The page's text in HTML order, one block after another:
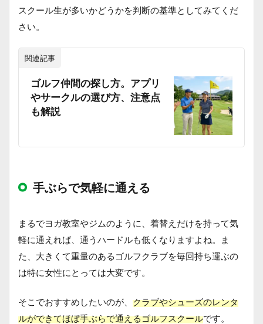
スクール生が多いかどうかを判断の基準としてみてくだ
さい。
関連記事
ゴルフ仲間の探し方。アプリ
やサークルの選び方、注意点
も解説
手ぶらで気軽に通える
まるでヨガ教室やジムのように、着替えだけを持って気
軽に通えれば、通うハードルも低くなりますよね。ま
た、大きくて重量のあるゴルフクラブを毎回持ち運ぶの
は特に女性にとっては大変です。
そこでおすすめしたいのが、 クラブやシューズのレンタ
ルができてほぼ手ぶらで通えるゴルフスクールです。